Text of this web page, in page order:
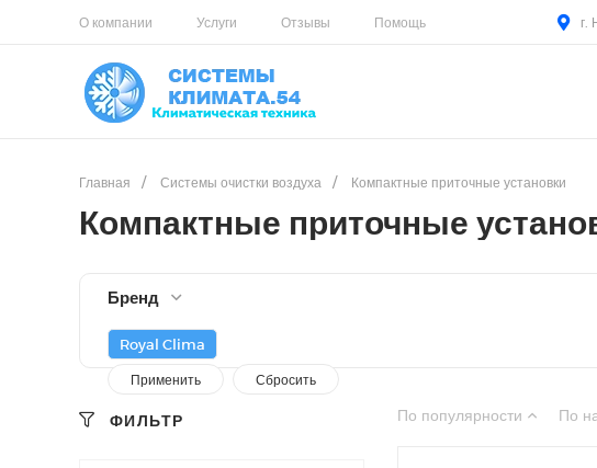
О компании Услуги Отзывы Помощь г.
Главная / Системы очистки воздуха / Компактные приточные установки
Компактные приточные
Бренд
Royal Clima
ФИЛЬТР По популярности По